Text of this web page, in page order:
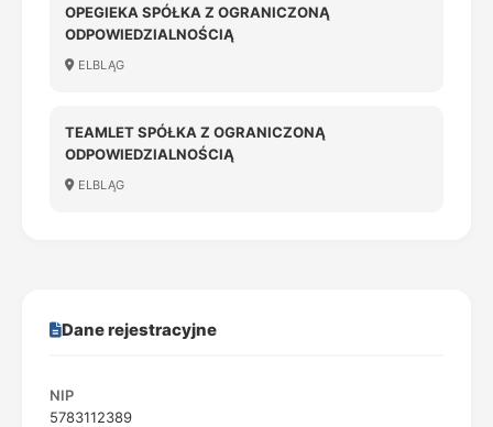
OPEGIEKA SPÓŁKA Z OGRANICZONĄ
ODPOWIEDZIALNOŚCIĄ
ELBLĄG
TEAMLET SPÓŁKA Z OGRANICZONĄ
ODPOWIEDZIALNOŚCIĄ
ELBLĄG
Dane rejestracyjne
NIP
5783112389